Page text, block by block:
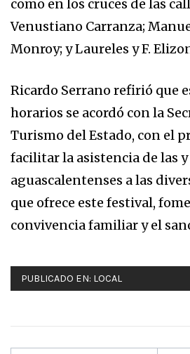
como en los cruces de las
Venustiano Carranza;
Monroy; y Laureles y F.
Ricardo Serrano refirió que
horarios se acordó con la
Turismo del Estado, con el
facilitar la asistencia de las y
aguascalentenses a las
que ofrece este festival,
convivencia familiar y el
PUBLICADO EN: LOCAL